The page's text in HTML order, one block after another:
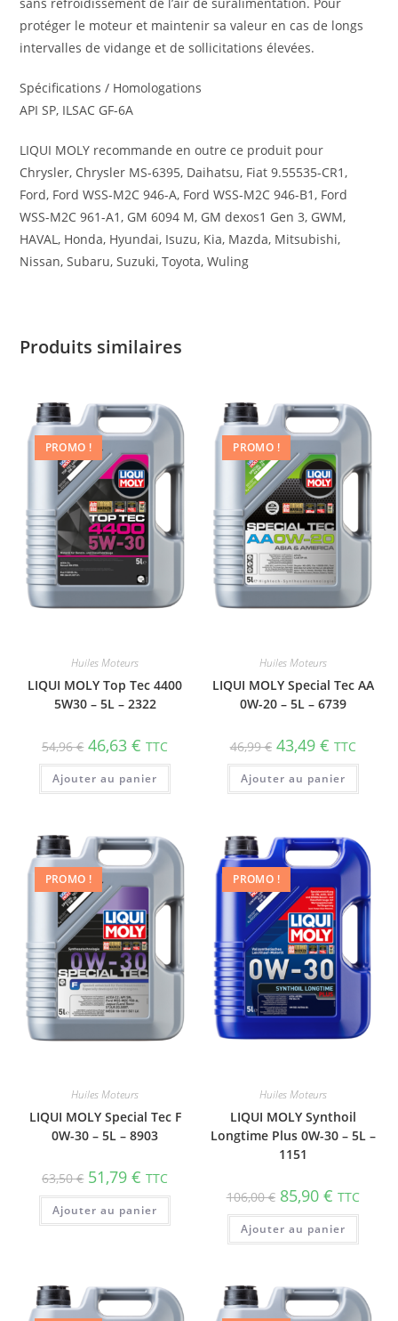
protéger le moteur et maintenir sa valeur en cas de longs
intervalles de vidange et de sollicitations élevées.
Spécifications / Homologations
API SP, ILSAC GF-6A
LIQUI MOLY recommande en outre ce produit pour
Chrysler, Chrysler MS-6395, Daihatsu, Fiat 9.55535-CR1,
Ford, Ford WSS-M2C 946-A, Ford WSS-M2C 946-B1, Ford
WSS-M2C 961-A1, GM 6094 M, GM dexos1 Gen 3, GWM,
HAVAL, Honda, Hyundai, Isuzu, Kia, Mazda, Mitsubishi,
Nissan, Subaru, Suzuki, Toyota, Wuling
Produits similaires
PROMO !
Huiles Moteurs
LIQUI MOLY Top Tec 4400
5W30 – 5L – 2322
54,96€ 46,63€ TTC
Ajouter au panier
PROMO !
Huiles Moteurs
LIQUI MOLY Special Tec AA
0W-20 – 5L – 6739
46,99€ 43,49 € TTC
Ajouter au panier
PROMO !
Huiles Moteurs
LIQUI MOLY Special Tec F
0W-30 – 5L – 8903
63,50€ 51,79€ TTC
Ajouter au panier
PROMO !
Huiles Moteurs
LIQUI MOLY Synthoil
Longtime Plus 0W-30 – 5L –
1151
106,00€ 85,90 € TTC
Ajouter au panier